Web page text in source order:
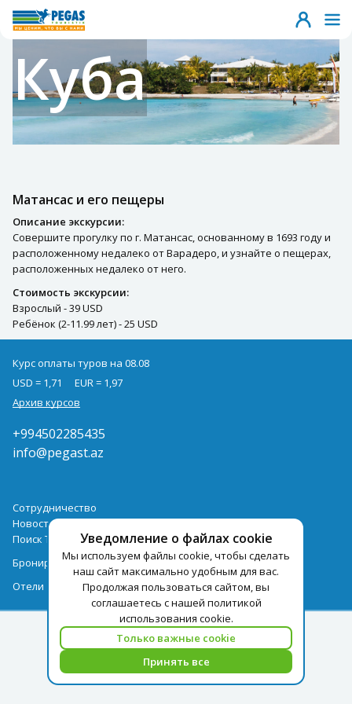
Куба
Матансас и его пещеры
Описание экскурсии:
Совершите прогулку по г. Матансас, основанному в 1693 году и
расположенному недалеко от Варадеро, и узнайте о пещерах,
расположенных недалеко от него.
Стоимость экскурсии:
Взрослый - 39 USD
Ребёнок (2-11.99 лет) - 25 USD
Уведомление о файлах cookie
Мы используем файлы cookie, чтобы сделать
наш сайт максимально удобным для вас.
Продолжая пользоваться сайтом, вы
соглашаетесь с нашей политикой
использования cookie.
Только важные cookie
Принять все
Курс оплаты туров на 08.08
USD = 1,71
EUR = 1,97
Архив курсов
+994502285435
info@pegast.az
Сотрудничество
Новости
Поиск Тура
Бронирование Отелей
Отели